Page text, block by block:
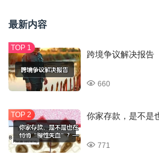
最新内容
跨境争议解决报告
660
你家存款，是不是
771